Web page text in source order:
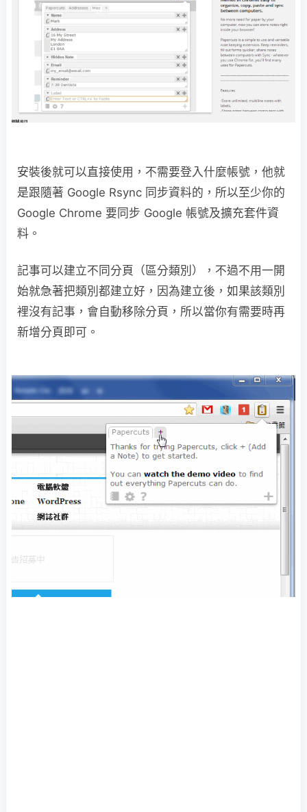
安裝後就可以直接使用，不需要登入什麼帳號，他就
是跟隨著 Google Rsync 同步資料的，所以至少你的
Google Chrome 要同步 Google 帳號及擴充套件資
料。
記事可以建立不同分頁（區分類別），不過不用一開
始就急著把類別都建立好，因為建立後，如果該類別
裡沒有記事，會自動移除分頁，所以當你有需要時再
新增分頁即可。